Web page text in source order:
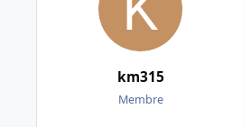
km315
Membre